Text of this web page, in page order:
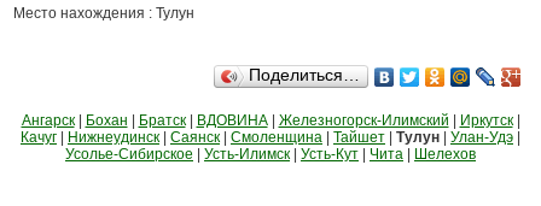
Место нахождения : Тулун
Поделиться…
Ангарск| Бохан Братск| ВДОВИНА| Железногорск-Илимский Иркутск|
Качуг
Нижнеудинск Саянск Смоленщина Тайшет Тулун Улан-Удэ
Усолье-Сибирское
Усть-Илимск Усть-Кут Чита Шелехов